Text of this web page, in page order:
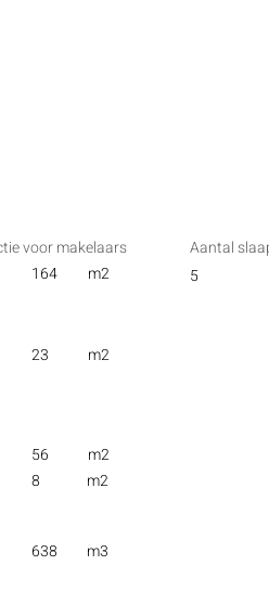
voor makelaars
164 m2
Aantal
5
23 m2
56
m2
8
m2
638 m3